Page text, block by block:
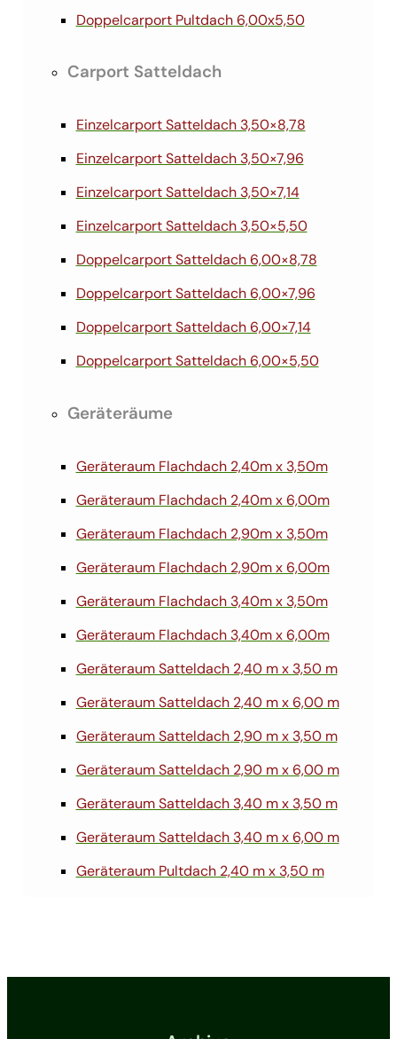
Doppelcarport Pultdach 6,00x5,50
Carport Satteldach
Einzelcarport Satteldach 3,50×8,78
Einzelcarport Satteldach 3,50×7,96
Einzelcarport Satteldach 3,50×7,14
Einzelcarport Satteldach 3,50×5,50
Doppelcarport Satteldach 6,00×8,78
Doppelcarport Satteldach 6,00×7,96
Doppelcarport Satteldach 6,00×7,14
Doppelcarport Satteldach 6,00×5,50
Geräteräume
Geräteraum Flachdach 2,40m x 3,50m
Geräteraum Flachdach 2,40m x 6,00m
Geräteraum Flachdach 2,90m x 3,50m
Geräteraum Flachdach 2,90m x 6,00m
Geräteraum Flachdach 3,40m x 3,50m
Geräteraum Flachdach 3,40m x 6,00m
Geräteraum Satteldach 2,40 m x 3,50 m
Geräteraum Satteldach 2,40 m x 6,00 m
Geräteraum Satteldach 2,90 m x 3,50 m
Geräteraum Satteldach 2,90 m x 6,00 m
Geräteraum Satteldach 3,40 m x 3,50 m
Geräteraum Satteldach 3,40 m x 6,00 m
Geräteraum Pultdach 2,40 m x 3,50 m